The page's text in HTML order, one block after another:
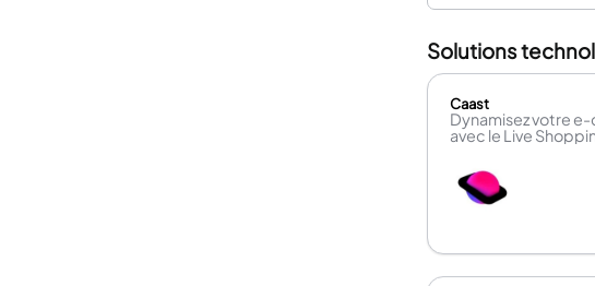
Solutions
Caast
Dynamisez votre
avec le Live